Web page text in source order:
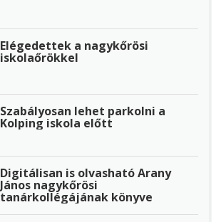
Elégedettek a nagykőrösi
iskolaőrökkel
Szabályosan lehet parkolni a
Kolping iskola előtt
Digitálisan is olvasható Arany
János nagykőrösi
tanárkollégájának könyve